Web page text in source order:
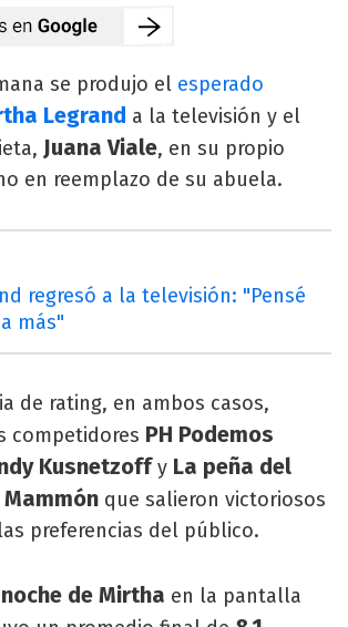
se produjo el esperado
Legrand a la televisión y el
Juana Viale, en su propio
en reemplazo de su abuela.
regresó a la televisión: "Pensé
más"
de rating, en ambos casos,
competidores PH Podemos
Kusnetzoffy La peña del
Mammón que salieron victoriosos
preferencias del público.
de Mirtha en la pantalla